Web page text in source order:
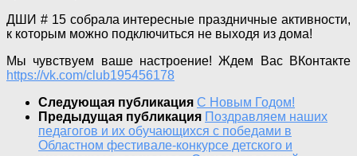
ДШИ # 15 собрала интересные праздничные активности,
к которым можно подключиться не выходя из дома!
Мы чувствуем ваше настроение! Ждем Вас ВКонтакте
https://vk.com/club195456178
Следующая публикация С Новым Годом!
Предыдущая публикация Поздравляем наших
педагогов и их обучающихся с победами в
Областном фестивале-конкурсе детского и